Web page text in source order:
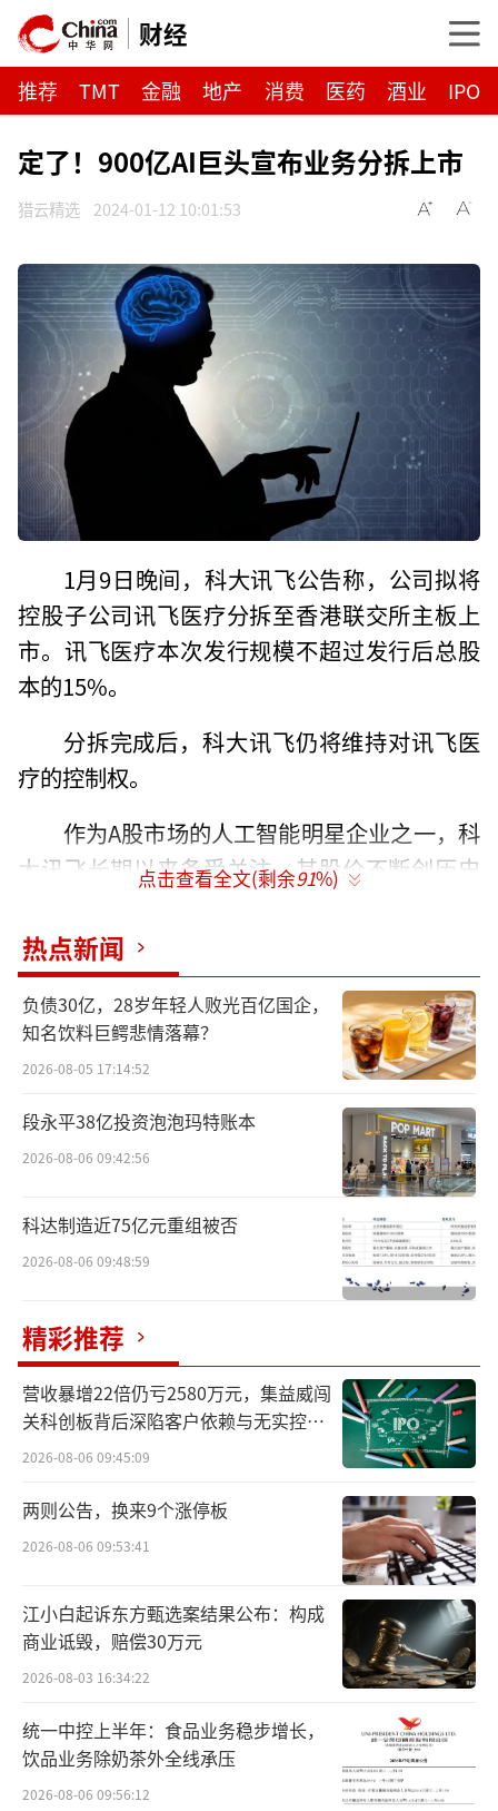
财经
推荐 TMT 金融 地产 消费 医药 酒业 IPO
定了！900亿AI巨头宣布业务分拆上市
猎云精选 2024-01-12 10:01:53
1月9日晚间，科大讯飞公告称，公司拟将
控股子公司讯飞医疗分拆至香港联交所主板上
市。讯飞医疗本次发行规模不超过发行后总股
本的15%。
分拆完成后，科大讯飞仍将维持对讯飞医
疗的控制权。
作为A股市场的人工智能明星企业之一，科
大讯飞长期以来备受关注，其股价不断创历史
一度逼近2000亿元大关。
时至今日，科大讯飞股价逐渐震荡回落，
市值跌破千亿大关，相较于最高点已经跌去超
五成，截至1月10日收盘，最新市值为912.38亿
早在2021年8月，科大讯飞就拟分拆讯飞医
疗上市，不过之后并无下文。此时重启分拆上
市计划，科大讯飞释放出其持续加码AI医疗赛
道的又一信号。
开年大动作：医疗业务赴港“单飞”
AI浪潮下，各行各业涌现出新的变革机
会，而在人工智能的所有应用中，医疗领域被
认为是人工智能最具潜力和价值的应用场景之
1999年，科大讯飞以语音技术起家，之后
以人工智能技术为底层，在教育、智慧城市、
安防等领域探索。2015年底，伴随着人工智
能“深度学习”的浪潮，科大讯飞尝试进军医
疗。
科大讯飞做医疗的思路很清晰，它并没有
选择大而全的铺开，而是基于自身在语音、影
点击查看全文(剩余91%)
热点新闻
负债30亿，28岁年轻人败光百亿国企，
知名饮料巨鳄悲情落幕？
2026-08-05 17:14:52
段永平38亿投资泡泡玛特账本
2026-08-06 09:42:56
科达制造近75亿元重组被否
2026-08-06 09:48:59
精彩推荐
营收暴增22倍仍亏2580万元，集益威闯
关科创板背后深陷客户依赖与无实控人
困局
2026-08-06 09:45:09
两则公告，换来9个涨停板
2026-08-06 09:53:41
江小白起诉东方甄选案结果公布：构成
商业诋毁，赔偿30万元
2026-08-03 16:34:22
统一中控上半年：食品业务稳步增长，
饮品业务除奶茶外全线承压
2026-08-06 09:56:12